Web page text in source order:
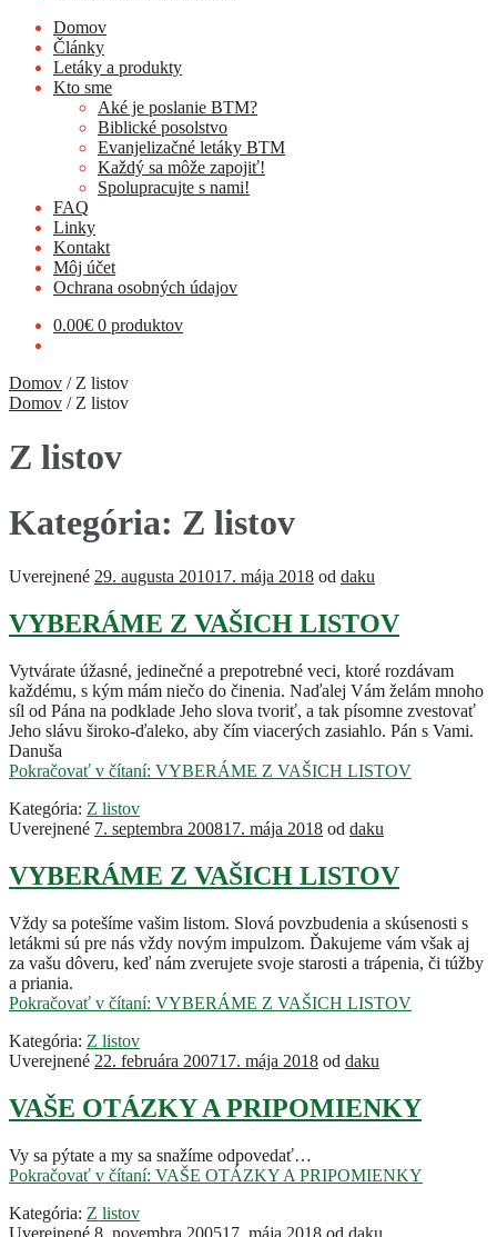
Domov
Články
Letáky a produkty
Kto sme
Aké je poslanie BTM?
Biblické posolstvo
Evanjelizačné letáky BTM
Každý sa môže zapojiť!
Spolupracujte s nami!
FAQ
Linky
Kontakt
Môj účet
Ochrana osobných údajov
0.00€ 0 produktov
Domov / Z listov
Domov / Z listov
Z listov
Kategória: Z listov
Uverejnené 29. augusta 201017. mája 2018 od daku
VYBERÁME Z VAŠICH LISTOV
Vytvárate úžasné, jedinečné a prepotrebné veci, ktoré rozdávam
každému, s kým mám niečo do činenia. Naďalej Vám želám mnoho
síl od Pána na podklade Jeho slova tvoriť, a tak písomne zvestovať
Jeho slávu široko-ďaleko, aby čím viacerých zasiahlo. Pán s Vami.
Danuša
Pokračovať v čítaní: VYBERÁME Z VAŠICH LISTOV
Kategória: Z listov
Uverejnené 7. septembra 200817. mája 2018 od daku
VYBERÁME Z VAŠICH LISTOV
Vždy sa potešíme vašim listom. Slová povzbudenia a skúsenosti s
letákmi sú pre nás vždy novým impulzom. Ďakujeme vám však aj
za vašu dôveru, keď nám zverujete svoje starosti a trápenia, či túžby
a priania.
Pokračovať v čítaní: VYBERÁME Z VAŠICH LISTOV
Kategória: Z listov
Uverejnené 22. februára 200717. mája 2018 od daku
VAŠE OTÁZKY A PRIPOMIENKY
Vy sa pýtate a my sa snažíme odpovedať…
Pokračovať v čítaní: VAŠE OTÁZKY A PRIPOMIENKY
Kategória: Z listov
Uverejnené 8. novembra 200517. mája 2018 od daku